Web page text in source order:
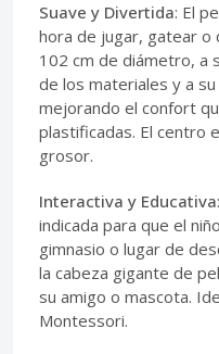
Suave y Divertida: El
hora de jugar, gatear o
102 cm de diámetro, a
de los materiales y a
mejorando el confort
plastificadas. El centro
grosor.
Interactiva y Educativa
indicada para que el
gimnasio o lugar de
la cabeza gigante de
su amigo o mascota.
Montessori.